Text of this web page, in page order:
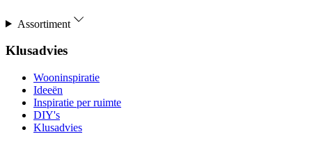
Assortiment
Klusadvies
Wooninspiratie
Ideeën
Inspiratie per ruimte
DIY's
Klusadvies